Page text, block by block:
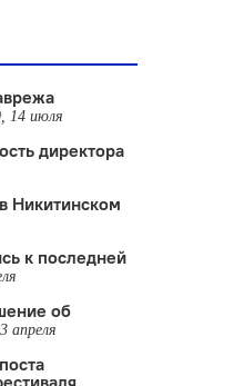
14 июля
директора
Никитинском
к последней
об
апреля